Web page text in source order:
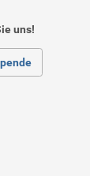
uns!